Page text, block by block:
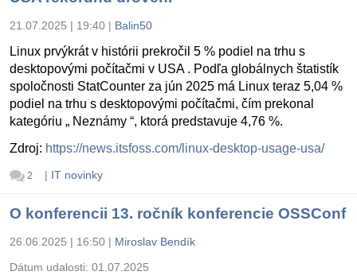
21.07.2025 | 19:40 | Balin50
Linux prvýkrát v histórii prekročil 5 % podiel na trhu s
desktopovými počítačmi v USA . Podľa globálnych štatistík
spoločnosti StatCounter za jún 2025 má Linux teraz 5,04 %
podiel na trhu s desktopovými počítačmi, čím prekonal
kategóriu „ Neznámy “, ktorá predstavuje 4,76 %.
Zdroj: https://news.itsfoss.com/linux-desktop-usage-usa/
2 | IT novinky
O konferencii 13. ročník konferencie OSSConf
26.06.2025 | 16:50 | Miroslav Bendík
Dátum udalosti: 01.07.2025